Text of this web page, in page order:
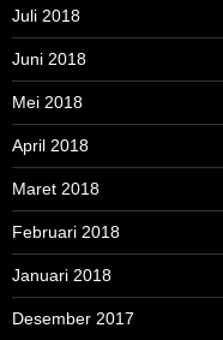
Juli 2018
Juni 2018
Mei 2018
April 2018
Maret 2018
Februari 2018
Januari 2018
Desember 2017